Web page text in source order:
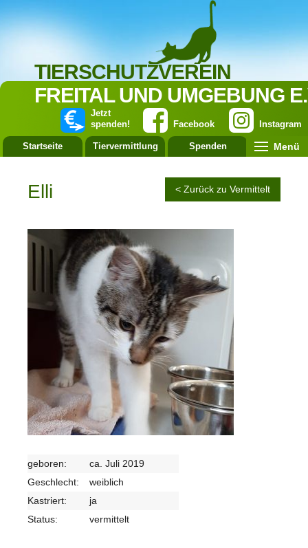
TIERSCHUTZVEREIN
FREITAL UND UMGEBUNG
Instagram
Facebook
Jetzt
spenden!
Startseite Tiervermittlung Spenden Menü
Elli < Zurück zu Vermittelt
geboren:
ca. Juli 2019
Geschlecht:
weiblich
Kastriert:
ja
Status:
vermittelt